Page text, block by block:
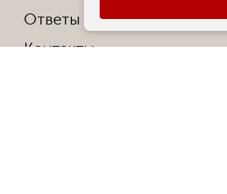
Ответы на частые вопросы
Контакты